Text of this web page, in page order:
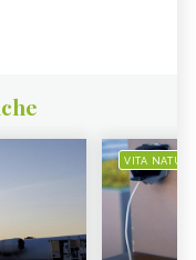
VITA